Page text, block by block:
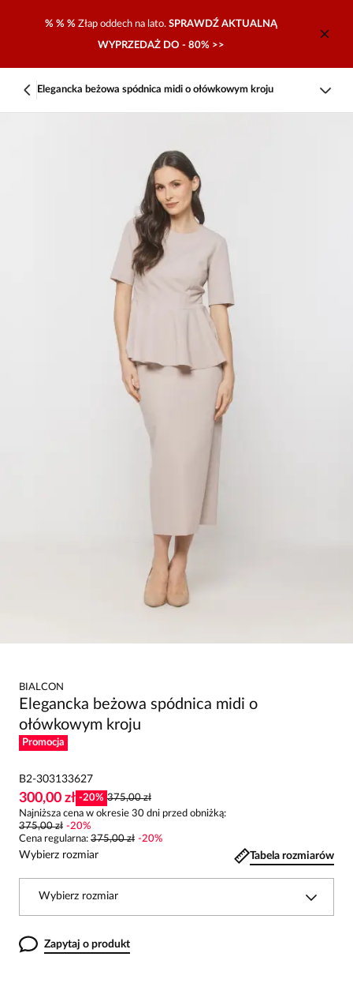
% % % Złap oddech na lato. SPRAWDŹ AKTUALNĄ
WYPRZEDAŻ DO - 80% >>
Elegancka beżowa spódnica midi o ołówkowym kroju
BIALCON
Elegancka beżowa spódnica midi o
ołówkowym kroju
Promocja
B2-303133627
300,00 zł -20% 375,00 zł
Najniższa cena w okresie 30 dni przed obniżką:
375,00 zł -20%
Cena regularna: 375,00 zł -20%
Wybierz rozmiar Tabela rozmiarów
Wybierz rozmiar
Zapytaj o produkt